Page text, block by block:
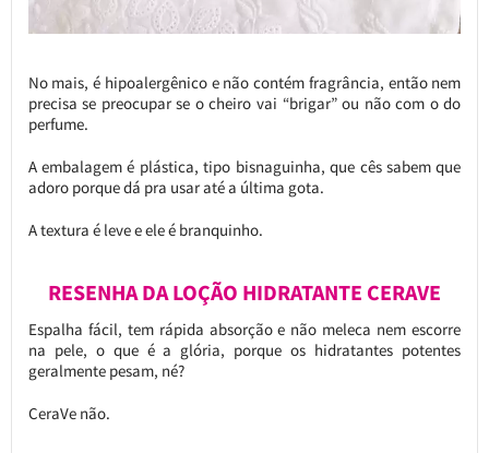
No mais, é hipoalergênico e não contém fragrância, então nem
precisa se preocupar se o cheiro vai “brigar” ou não com o do
perfume.
A embalagem é plástica, tipo bisnaguinha, que cês sabem que
adoro porque dá pra usar até a última gota.
A textura é leve e ele é branquinho.
RESENHA DA LOÇÃO HIDRATANTE CERAVE
Espalha fácil, tem rápida absorção e não meleca nem escorre
na pele, o que é a glória, porque os hidratantes potentes
geralmente pesam, né?
CeraVe não.